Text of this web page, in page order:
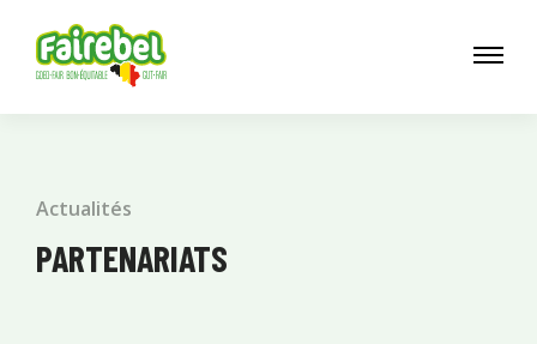
Actualités
PARTENARIATS